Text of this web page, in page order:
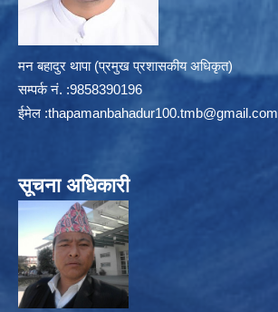
मन बहादुर थापा (प्रमुख प्रशासकीय अधिकृत)
सम्पर्क न‌ं. :9858390196
ईमेल :thapamanbahadur100.tmb@gmail.com
सूचना अधिकारी